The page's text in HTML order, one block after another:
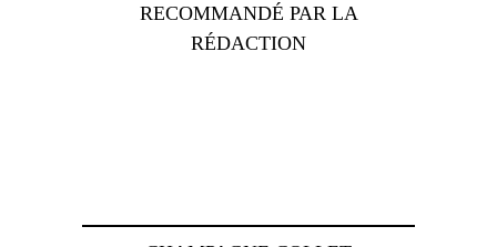
RECOMMANDÉ PAR LA
RÉDACTION